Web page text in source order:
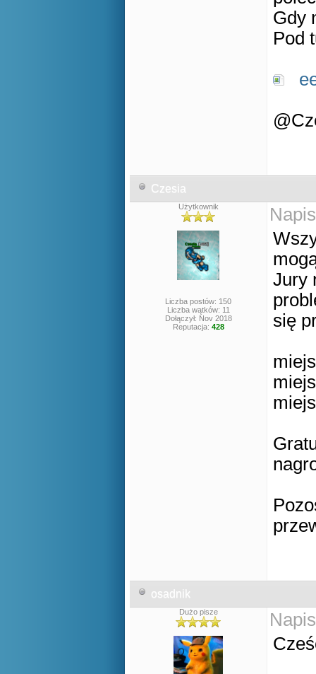
Gdy
Pod
Czesia
Użytkownik
Liczba postów: 150
Liczba wątków: 11
Dołączył: Nov 2018
Reputacja: 428
Jury
się
osadnik
Dużo pisze